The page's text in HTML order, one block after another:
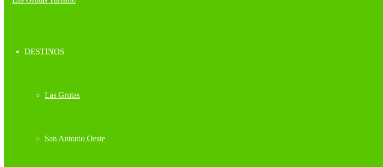
DESTINOS
Las Grutas
San Antonio Oeste